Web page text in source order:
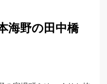
海野の田中橋